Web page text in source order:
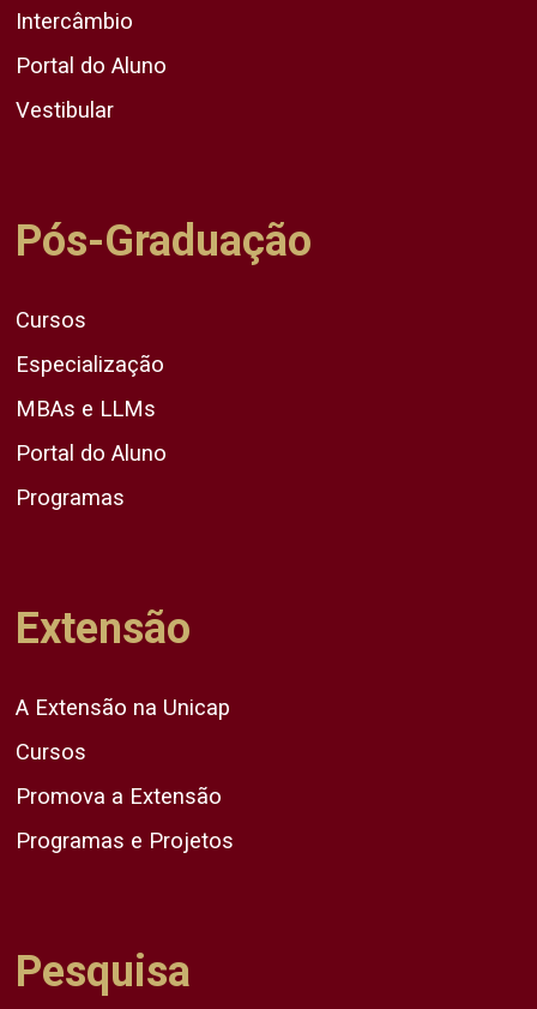
Intercâmbio
Portal do Aluno
Vestibular
Pós-Graduação
Cursos
Especialização
MBAs e LLMs
Portal do Aluno
Programas
Extensão
A Extensão na Unicap
Cursos
Promova a Extensão
Programas e Projetos
Pesquisa